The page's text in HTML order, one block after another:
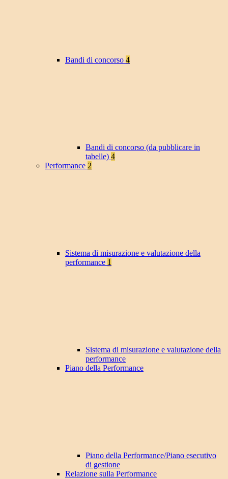
Bandi di concorso 4
Bandi di concorso (da pubblicare in
tabelle) 4
Performance 2
Sistema di misurazione e valutazione della
performance 1
Sistema di misurazione e valutazione della
performance
Piano della Performance
Piano della Performance/Piano esecutivo
di gestione
Relazione sulla Performance